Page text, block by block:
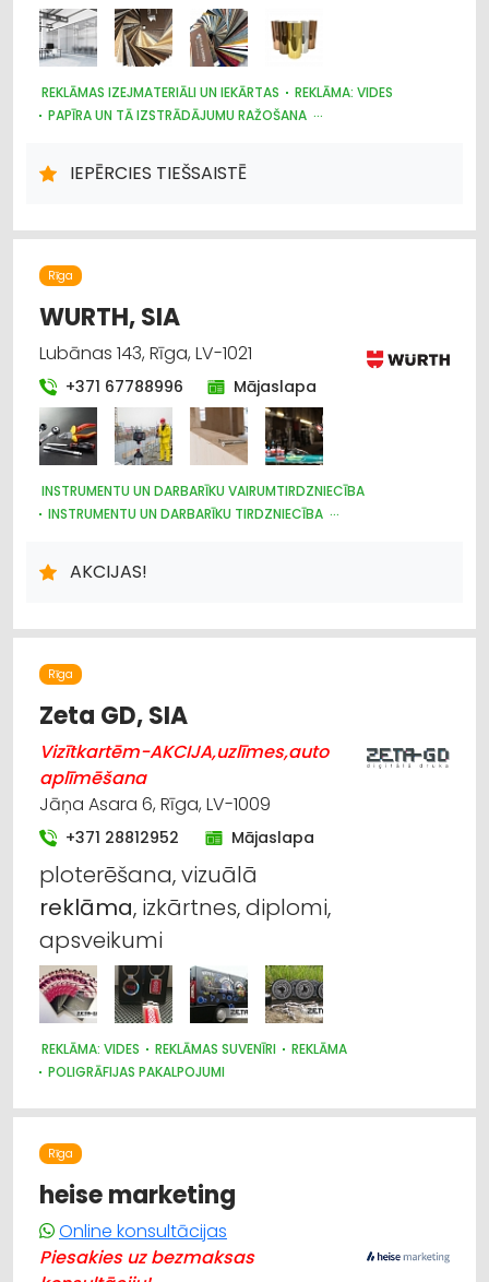
REKLĀMAS IZEJMATERIĀLI UN IEKĀRTAS
REKLĀMA: VIDES
PAPĪRA UN TĀ IZSTRĀDĀJUMU RAŽOŠANA
TIRDZNIECĪBAS IEKĀRTAS
IEPĒRCIES TIEŠSAISTĒ
Rīga
WURTH, SIA
Lubānas 143, Rīga, LV-1021
+371 67788996 Mājaslapa
INSTRUMENTU UN DARBARĪKU VAIRUMTIRDZNIECĪBA
INSTRUMENTU UN DARBARĪKU TIRDZNIECĪBA
AUTOSERVISU APRĪKOJUMS
DARBA AIZSARDZĪBAS LĪDZEKĻI, FORMASTĒRPI, DARBA APĢĒRBI
VAIRUMTIRDZNIECĪBA
BŪVMATERIĀLU, BŪVKONSTRUKCIJU TIRDZNIECĪBA
BŪVMATERIĀLU, BŪVKONSTRUKCIJU VAIRUMTIRDZNIECĪBA
UZKOPŠANAS LĪDZEKĻI UN TEHNIKA, PROFESIONĀLĀ
ELEKTROTEHNISKO IEKĀRTU UN ELEKTROMATERIĀLU
VAIRUMTIRDZNIECĪBA
ELEKTROTEHNISKO IEKĀRTU UN ELEKTROMATERIĀLU
TIRDZNIECĪBA
UGUNSDZĒSĪBAS UN UGUNSAIZSARDZĪBAS LĪDZEKĻI
AUTO ĶĪMIJA, AUTO KRĀSAS
HIGIĒNAS PRECES
HIDRAULISKĀS UN PNEIMATISKĀS IERĪCES
INSTRUMENTU UN DARBARĪKU LABOŠANA, SERVISS
KRĀSAS, LAKAS, BŪVĶĪMIJA: VAIRUMTIRDZNIECĪBA
KRĀSAS, LAKAS, BŪVĶĪMIJA: TIRDZNIECĪBA
VENTILĀCIJAS UN KONDICIONĒŠANAS SISTĒMAS UN IEKĀRTAS
TELPĀM
AGROĶĪMIJA, MĒSLOŠANAS LĪDZEKĻI
AKCIJAS!
Rīga
Zeta GD, SIA
Vizītkartēm-AKCIJA,uzlīmes,auto
aplīmēšana
Jāņa Asara 6, Rīga, LV-1009
+371 28812952 Mājaslapa
ploterēšana, vizuālā
reklāma, izkārtnes, diplomi,
apsveikumi
REKLĀMA: VIDES REKLĀMAS SUVENĪRI
REKLĀMA
POLIGRĀFIJAS PAKALPOJUMI
Rīga
heise marketing
Online konsultācijas
Piesakies uz bezmaksas